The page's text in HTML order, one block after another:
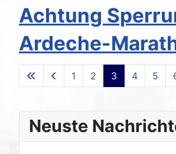
Achtung
Ardeche-
1 2 3 4 5
Neuste